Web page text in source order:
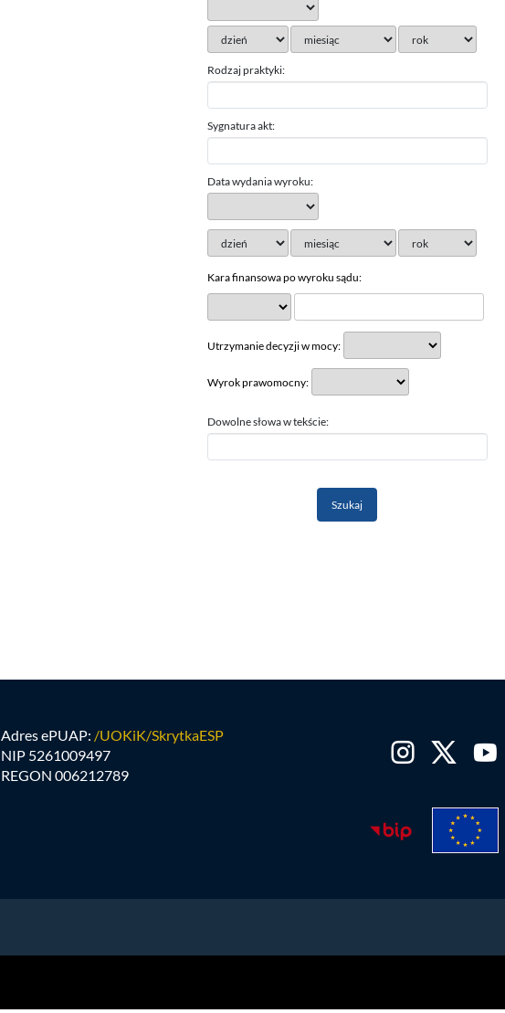
Rodzaj praktyki:
Sygnatura akt:
Data wydania wyroku:
Kara finansowa po wyroku sądu:
Utrzymanie decyzji w mocy:
Wyrok prawomocny:
Dowolne słowa w tekście:
Adres ePUAP: /UOKiK/SkrytkaESP
NIP 5261009497
REGON 006212789